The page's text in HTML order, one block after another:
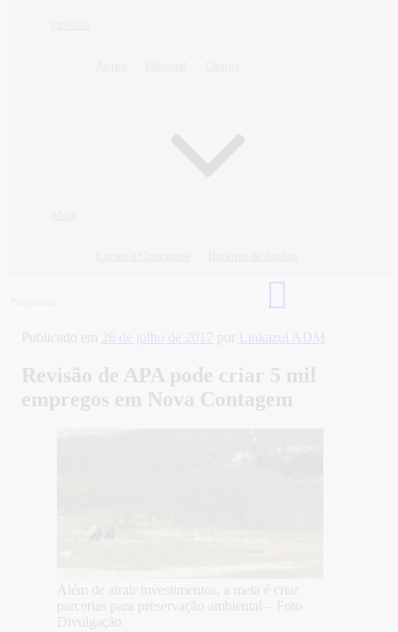
Publicado em 26 de julho de 2017 por Linkazul ADM
Revisão de APA pode criar 5 mil
empregos em Nova Contagem
Além de atrair investimentos, a meta é criar
parcerias para preservação ambiental – Foto
Divulgação